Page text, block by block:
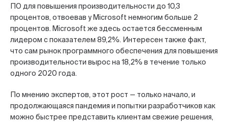
ПО для повышения производительности до 10,3
процентов, отвоевав у Microsoft немногим больше 2
процентов. Microsoft же здесь остается бессменным
лидером с показателем 89,2%. Интересен также факт,
что сам рынок программного обеспечения для повышения
производительности вырос на 18,2% в течение только
одного 2020 года.
По мнению экспертов, этот рост — только начало, и
продолжающаяся пандемия и попытки разработчиков как
можно быстрее представить клиентам свежие решения,